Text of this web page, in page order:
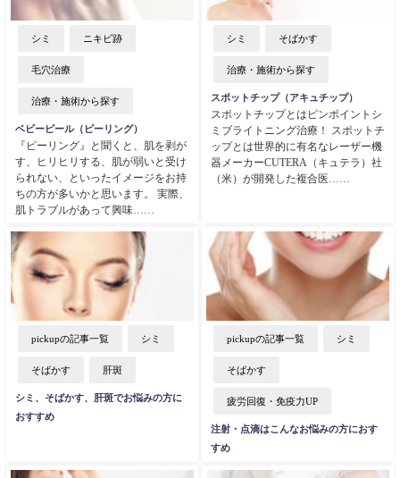
シミ ニキビ跡
毛穴治療
治療・施術から探す
ベビーピール（ピーリング）
『ピーリング』と聞くと、肌を剥が
す、ヒリヒリする、肌が弱いと受け
られない、といったイメージをお持
ちの方が多いかと思います。 実際、
肌トラブルがあって興味……
シミ そばかす
治療・施術から探す
スポットチップ（アキュチップ）
スポットチップとはピンポイントシ
ミブライトニング治療！ スポットチ
ップとは世界的に有名なレーザー機
器メーカーCUTERA（キュテラ）社
（米）が開発した複合医……
pickupの記事一覧 シミ
そばかす 肝斑
シミ、そばかす、肝斑でお悩みの方に
おすすめ
pickupの記事一覧 シミ
そばかす
疲労回復・免疫力UP
注射・点滴はこんなお悩みの方におす
すめ